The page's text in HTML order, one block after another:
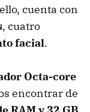
cuenta con
, cuatro
facial.
Octa-core
encontrar de